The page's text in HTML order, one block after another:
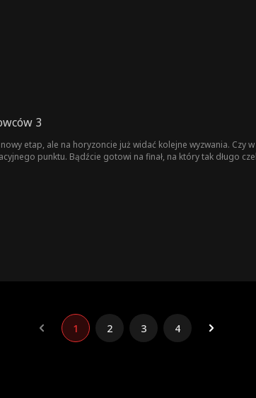
3
etap, ale na horyzoncie już widać kolejne wyzwania.
punktu. Bądźcie gotowi na finał, na który tak długo
1 2 3 4